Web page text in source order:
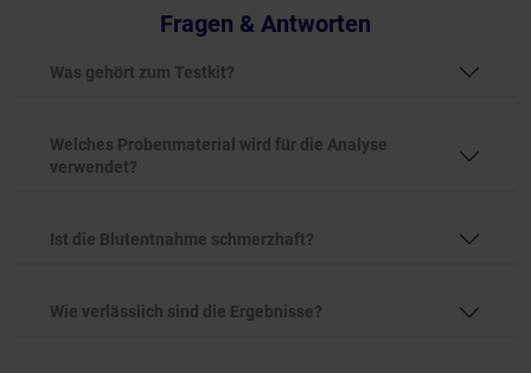
Fragen & Antworten
Was gehört zum Testkit?
Welches Probenmaterial wird für die Analyse
verwendet?
Ist die Blutentnahme schmerzhaft?
Wie verlässlich sind die Ergebnisse?